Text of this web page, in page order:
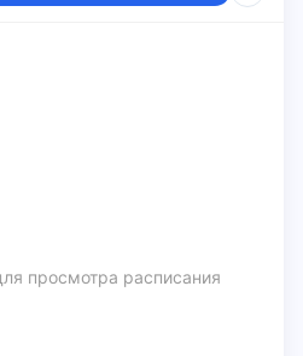
просмотра расписания